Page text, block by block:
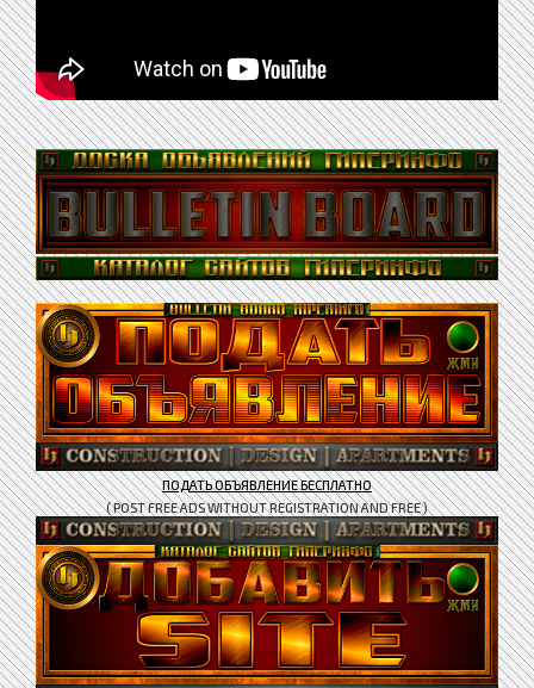
ПОДАТЬ ОБЪЯВЛЕНИЕ БЕСПЛАТНО
( POST FREE ADS WITHOUT REGISTRATION AND FREE )